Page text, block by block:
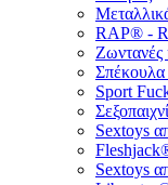
RAP® -
Ζωντανές
Σπέκουλα
Sport
Sextoys
Sextoys